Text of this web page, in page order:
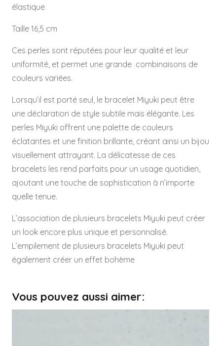
élastique
Taille 16,5 cm
Ces perles sont réputées pour leur qualité et leur
uniformité, et permet une grande combinaisons de
couleurs variées.
Lorsqu’il est porté seul, le bracelet Miyuki peut être
une déclaration de style subtile mais élégante. Les
perles Miyuki offrent une palette de couleurs
éclatantes et une finition brillante, créant ainsi un bijou
visuellement attrayant. La délicatesse de ces
bracelets les rend parfaits pour un usage quotidien,
ajoutant une touche de sophistication à n’importe
quelle tenue.
L’association de plusieurs bracelets Miyuki peut créer
un look encore plus unique et personnalisé.
L’empilement de plusieurs bracelets Miyuki peut
également créer un effet bohème
Vous pouvez aussi aimer: